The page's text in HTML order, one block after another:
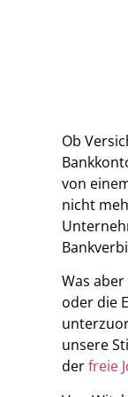
Ob
von
nicht
Was
oder die
unsere
derfreie